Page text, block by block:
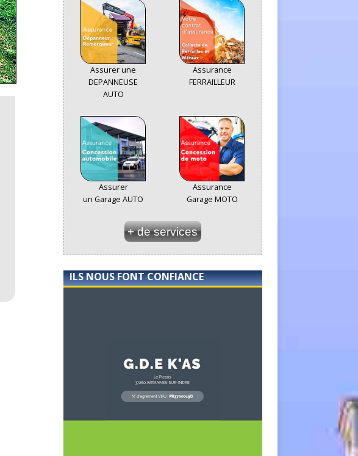
Assurer une
DEPANNEUSE
AUTO
Assurance
FERRAILLEUR
Assurer
un Garage AUTO
Assurance
Garage MOTO
+ de services
ILS NOUS FONT CONFIANCE